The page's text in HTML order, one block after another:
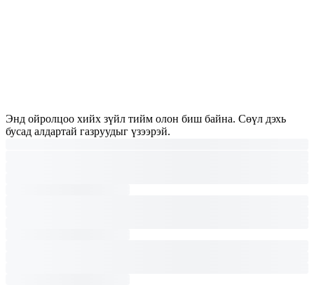
Энд ойролцоо хийх зүйл тийм олон биш байна. Сөүл дэхь
бусад алдартай газруудыг үзээрэй.